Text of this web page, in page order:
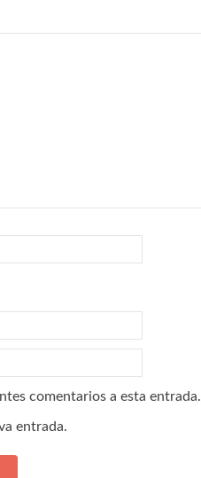
comentarios a esta entrada.
entrada.